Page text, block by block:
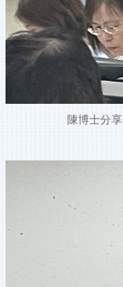
陳博士分